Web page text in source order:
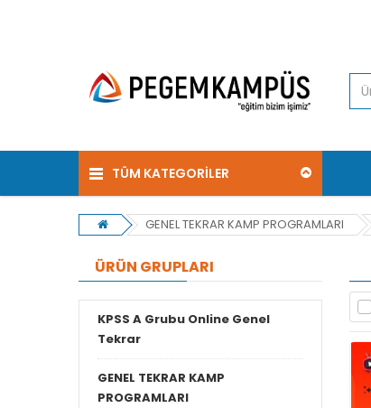
TÜM KATEGORİLER
GENEL TEKRAR KAMP PROGRAMLARI
ÜRÜN GRUPLARI
KPSS A Grubu Online Genel
Tekrar
GENEL TEKRAR KAMP
PROGRAMLARI